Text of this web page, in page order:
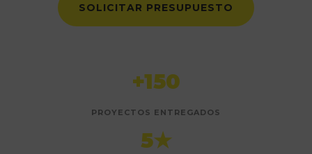
SOLICITAR PRESUPUESTO
+150
PROYECTOS ENTREGADOS
5★